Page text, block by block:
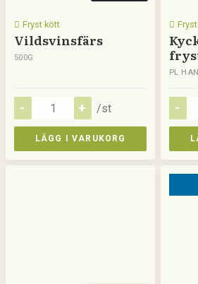
Fryst kött
Vildsvinsfärs
500G
/st
LÄGG I VARUKORG
PL